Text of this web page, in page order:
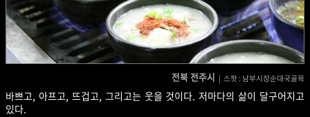
전북 전주시 | 스팟 : 남부시장순대국골목
바쁘고, 아프고, 뜨겁고, 그리고는 웃을 것이다. 저마다의 삶이 달구어지고
있다.